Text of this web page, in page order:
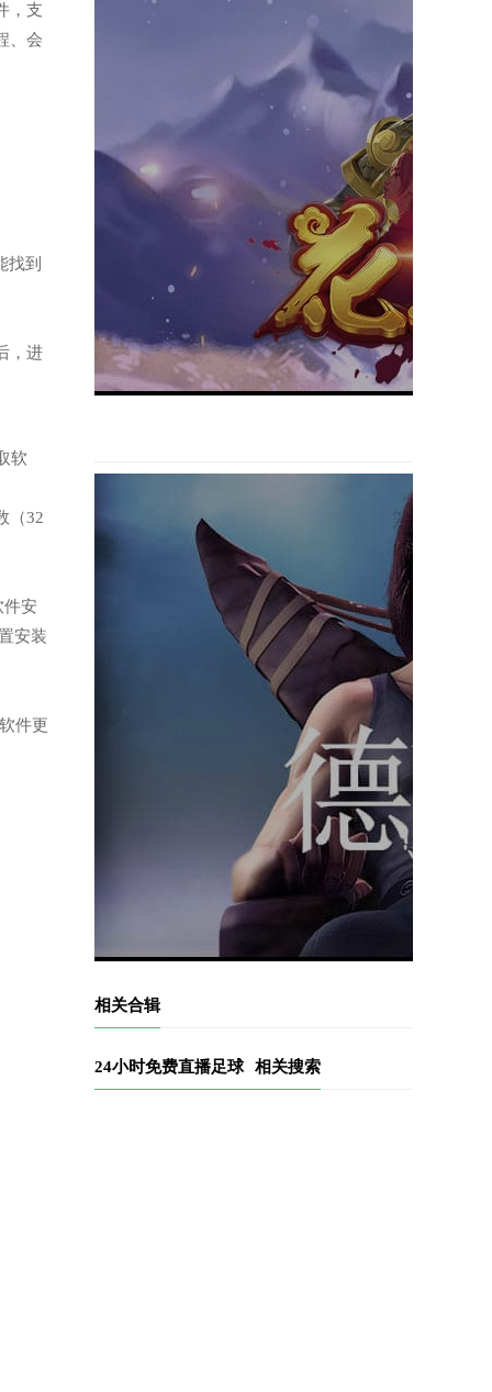
，支
、会
找到
，进
软
（32
件安
安装
件更
相关合辑
24小时免费直播足球 相关搜索